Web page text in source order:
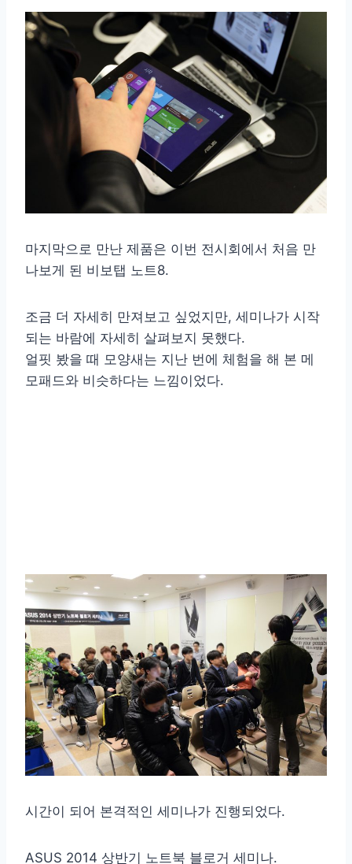
마지막으로 만난 제품은 이번 전시회에서 처음 만
나보게 된 비보탭 노트8.
조금 더 자세히 만져보고 싶었지만, 세미나가 시작
되는 바람에 자세히 살펴보지 못했다.
얼핏 봤을 때 모양새는 지난 번에 체험을 해 본 메
모패드와 비슷하다는 느낌이었다.
시간이 되어 본격적인 세미나가 진행되었다.
ASUS 2014 상반기 노트북 블로거 세미나.